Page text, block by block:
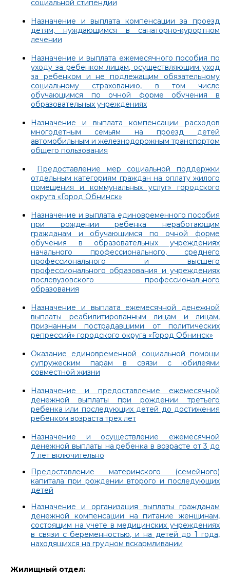
социальной стипендии
Назначение и выплата компенсации за проезд
детям, нуждающимся в санаторно-курортном
лечении
Назначение и выплата ежемесячного пособия по
уходу за ребенком лицам, осуществляющим уход
за ребенком и не подлежащим обязательному
социальному страхованию, в том числе
обучающимся по очной форме обучения в
образовательных учреждениях
Назначение и выплата компенсации расходов
многодетным семьям на проезд детей
автомобильным и железнодорожным транспортом
общего пользования
Предоставление мер социальной поддержки
отдельным категориям граждан на оплату жилого
помещения и коммунальных услуг» городского
округа «Город Обнинск»
Назначение и выплата единовременного пособия
при рождении ребенка неработающим
гражданам и обучающимся по очной форме
обучения в образовательных учреждениях
начального профессионального, среднего
профессионального и высшего
профессионального образования и учреждениях
послевузовского профессионального
образования
Назначение и выплата ежемесячной денежной
выплаты реабилитированным лицам и лицам,
признанным пострадавшими от политических
репрессий» городского округа «Город Обнинск»
Оказание единовременной социальной помощи
супружеским парам в связи с юбилеями
совместной жизни
Назначение и предоставление ежемесячной
денежной выплаты при рождении третьего
ребенка или последующих детей до достижения
ребенком возраста трех лет
Назначение и осуществление ежемесячной
денежной выплаты на ребенка в возрасте от 3 до
7 лет включительно
Предоставление материнского (семейного)
капитала при рождении второго и последующих
детей
Назначение и организация выплаты гражданам
денежной компенсации на питание женщинам,
состоящим на учете в медицинских учреждениях
в связи с беременностью, и на детей до 1 года,
находящихся на грудном вскармливании
Жилищный отдел: